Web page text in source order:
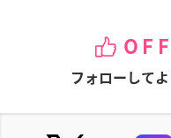
フォローして